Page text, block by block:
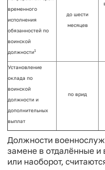
временного
исполнения
обязанно­стей по
воинской
должности1
до шести
месяцев
Установление
оклада по
воинской
должности и
дополнительных
вы­плат
по врид
Должности
замене в отдалённые и
или наоборот,